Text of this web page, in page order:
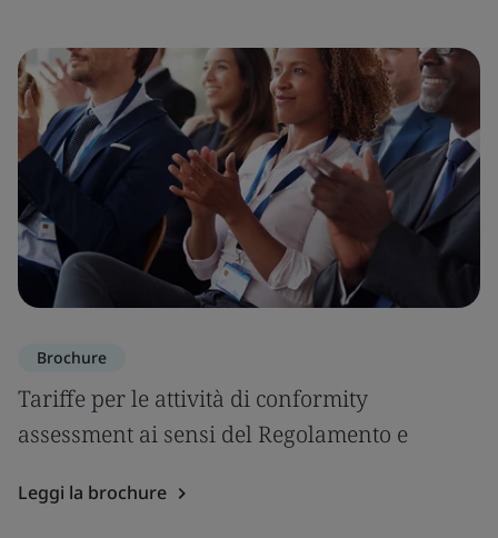
Brochure
Tariffe per le attività di conformity
assessment ai sensi del Regolamento e
Leggi la brochure